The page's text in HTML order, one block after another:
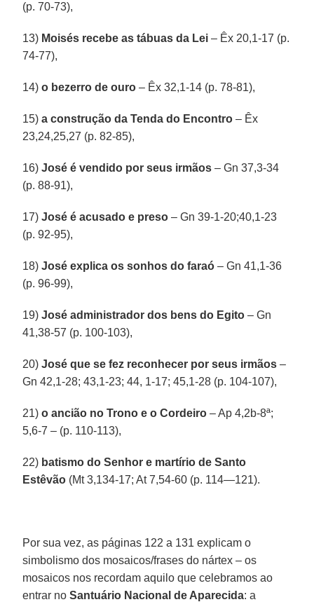
(p. 70-73),
13) Moisés recebe as tábuas da Lei – Êx 20,1-17 (p.
74-77),
14)o bezerro de ouro – Êx 32,1-14 (p. 78-81),
15)a construção da Tenda do Encontro – Êx
23,24,25,27 (p. 82-85),
16)José é vendido por seus irmãos – Gn 37,3-34
(p. 88-91),
17)José é acusado e preso – Gn 39-1-20;40,1-23
(p. 92-95),
18)José explica os sonhos do faraó – Gn 41,1-36
(p. 96-99),
19)José administrador dos bens do Egito – Gn
41,38-57 (p. 100-103),
20)José que se fez reconhecer por seus irmãos –
Gn 42,1-28; 43,1-23; 44, 1-17; 45,1-28 (p. 104-107),
21)o ancião no Trono e o Cordeiro – Ap 4,2b-8ª;
5,6-7 – (p. 110-113),
22) batismo do Senhor e martírio de Santo
Estêvão (Mt 3,134-17; At 7,54-60 (p. 114—121).
Por sua vez, as páginas 122 a 131 explicam o
simbolismo dos mosaicos/frases do nártex – os
mosaicos nos recordam aquilo que celebramos ao
entrar noSantuário Nacional de Aparecida: a